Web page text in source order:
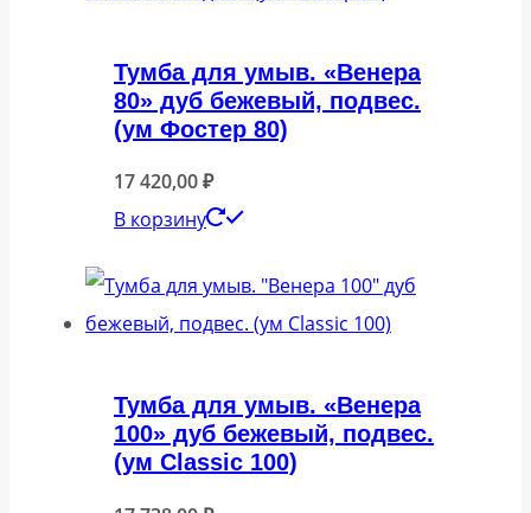
Тумба для умыв. «Венера
80» дуб бежевый, подвес.
(ум Фостер 80)
17 420,00₽
В корзину
Тумба для умыв. «Венера
100» дуб бежевый, подвес.
(ум Classic 100)